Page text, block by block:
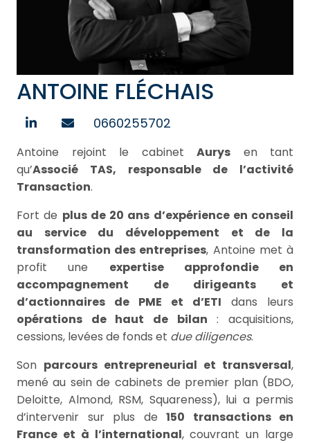
ANTOINE FLÉCHAIS
0660255702
Antoine rejoint le cabinet Aurys en tant
qu’Associé TAS, responsable de l’activité
Transaction.
Fort de plus de 20 ans d’expérience en conseil
au service du développement et de la
transformation des entreprises, Antoine met à
profit une expertise approfondie en
accompagnement de dirigeants et
d’actionnaires de PME et d’ETI dans leurs
opérations de haut de bilan : acquisitions,
cessions, levées de fonds et due diligences.
Son parcours entrepreneurial et transversal,
mené au sein de cabinets de premier plan (BDO,
Deloitte, Almond, RSM, Squareness), lui a permis
d’intervenir sur plus de 150 transactions en
France et à l’international, couvrant un large